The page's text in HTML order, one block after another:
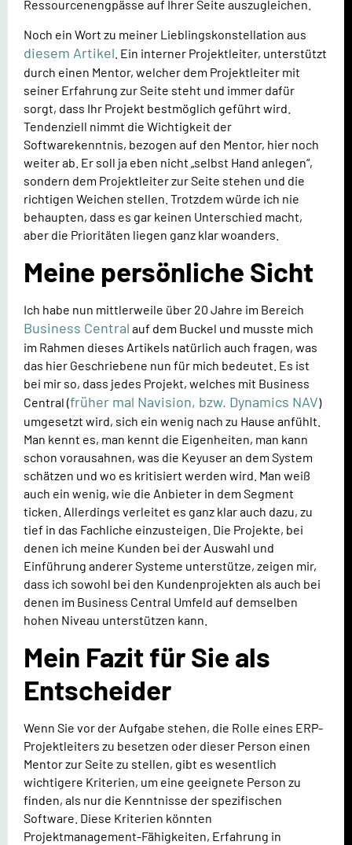
Ressourcenengpässe auf Ihrer Seite auszugleichen.
Noch ein Wort zu meiner Lieblingskonstellation aus
diesem Artikel . Ein interner Projektleiter, unterstützt
durch einen Mentor, welcher dem Projektleiter mit
seiner Erfahrung zur Seite steht und immer dafür
sorgt, dass Ihr Projekt bestmöglich geführt wird.
Tendenziell nimmt die Wichtigkeit der
Softwarekenntnis, bezogen auf den Mentor, hier noch
weiter ab. Er soll ja eben nicht „selbst Hand anlegen“,
sondern dem Projektleiter zur Seite stehen und die
richtigen Weichen stellen. Trotzdem würde ich nie
behaupten, dass es gar keinen Unterschied macht,
aber die Prioritäten liegen ganz klar woanders.
Meine persönliche Sicht
Ich habe nun mittlerweile über 20 Jahre im Bereich
Business Central auf dem Buckel und musste mich
im Rahmen dieses Artikels natürlich auch fragen, was
das hier Geschriebene nun für mich bedeutet. Es ist
bei mir so, dass jedes Projekt, welches mit Business
Central (früher mal Navision, bzw. Dynamics NAV)
umgesetzt wird, sich ein wenig nach zu Hause anfühlt.
Man kennt es, man kennt die Eigenheiten, man kann
schon vorausahnen, was die Keyuser an dem System
schätzen und wo es kritisiert werden wird. Man weiß
auch ein wenig, wie die Anbieter in dem Segment
ticken. Allerdings verleitet es ganz klar auch dazu, zu
tief in das Fachliche einzusteigen. Die Projekte, bei
denen ich meine Kunden bei der Auswahl und
Einführung anderer Systeme unterstütze, zeigen mir,
dass ich sowohl bei den Kundenprojekten als auch bei
denen im Business Central Umfeld auf demselben
hohen Niveau unterstützen kann.
Mein Fazit für Sie als
Entscheider
Wenn Sie vor der Aufgabe stehen, die Rolle eines ERP-
Projektleiters zu besetzen oder dieser Person einen
Mentor zur Seite zu stellen, gibt es wesentlich
wichtigere Kriterien, um eine geeignete Person zu
finden, als nur die Kenntnisse der spezifischen
Software. Diese Kriterien könnten
Projektmanagement-Fähigkeiten, Erfahrung in